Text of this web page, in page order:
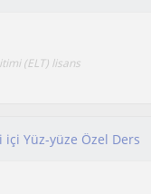
(ELT) lisans
Yüz-yüze Özel Ders